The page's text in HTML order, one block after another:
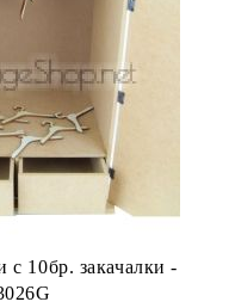
с 10бр. закачалки -